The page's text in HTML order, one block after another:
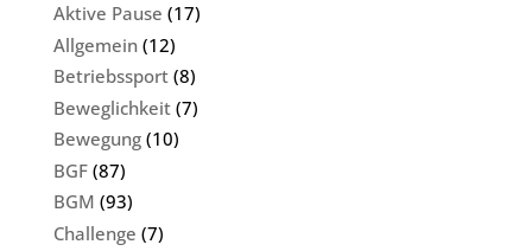
Aktive Pause (17)
Allgemein(12)
Betriebssport(8)
Beweglichkeit(7)
Bewegung(10)
BGF(87)
BGM (93)
Challenge (7)